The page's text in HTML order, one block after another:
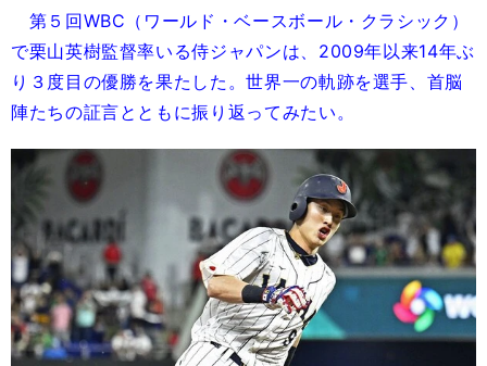
第５回WBC（ワールド・ベースボール・クラシック）
で栗山英樹監督率いる侍ジャパンは、2009年以来14年ぶ
り３度目の優勝を果たした。世界一の軌跡を選手、首脳
陣たちの証言とともに振り返ってみたい。